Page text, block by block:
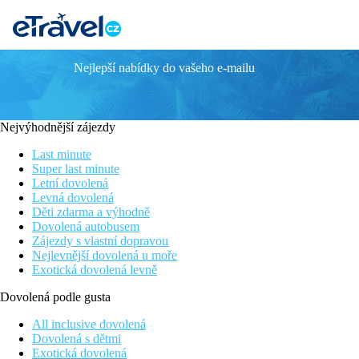
GALIDON
Informace o hotelu
Příjemný hotelový komplex Galidon se nachází nad zátokou
mají balkon nebo terasu. Hotel disponuje 5 bazény, venkovním
kaskády. Pláž Citara je vzdálena cca 700 metrů po silnici.
je zastávka autobusu s dobrým spojením se zbytkem ostrova.
Vzdálenost
pláže: 700 m
letiště: 46 km
centra: 2.5 km
nákupních možností: 200 m
Popis pokoje
Dvoulůžkový pokoj
klimatizace (v období 15. 6. – 15. 9.)
Nejlepší nabídky do vašeho e-mailu
Nejvýhodnější zájezdy
Last minute
Super last minute
Letní dovolená
Levná dovolená
Děti zdarma a výhodně
Dovolená autobusem
Zájezdy s vlastní dopravou
Nejlevnější dovolená u moře
Exotická dovolená levně
Dovolená podle gusta
All inclusive dovolená
Dovolená s dětmi
Exotická dovolená